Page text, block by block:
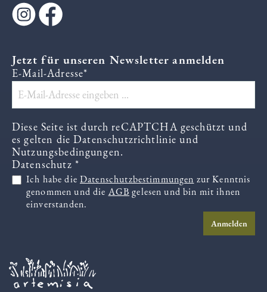
Jetzt für unseren Newsletter anmelden
E-Mail-Adresse*
Diese Seite ist durch reCAPTCHA geschützt und
es gelten dieDatenschutzrichtlinie und
Nutzungsbedingungen.
Datenschutz *
Ich habe die Datenschutzbestimmungen zur Kenntnis
genommen und die AGB gelesen und bin mit ihnen
einverstanden.
Anmelden